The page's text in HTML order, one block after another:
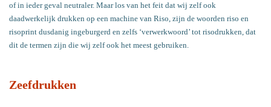
of in ieder geval neutraler. Maar los van het feit dat wij zelf ook
daadwerkelijk drukken op een machine van Riso, zijn de woorden riso en
risoprint dusdanig ingeburgerd en zelfs ‘verwerkwoord’ tot risodrukken, dat
dit de termen zijn die wij zelf ook het meest gebruiken.
Zeefdrukken